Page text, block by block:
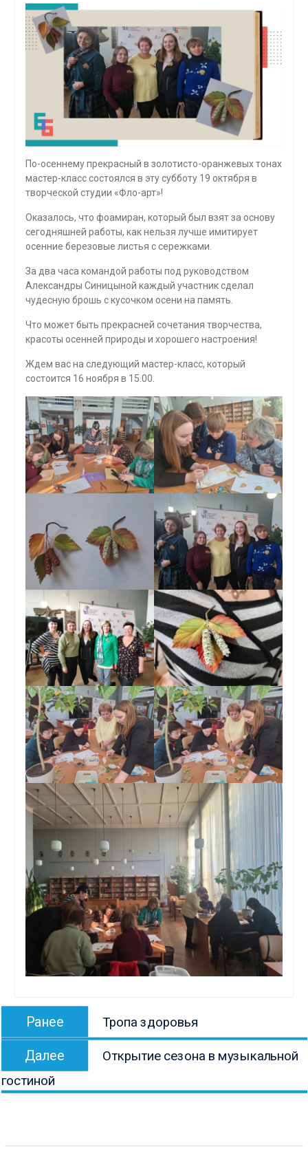
По-осеннему прекрасный в золотисто-оранжевых тонах
мастер-класс состоялся в эту субботу 19 октября в
творческой студии «Фло-арт»!
Оказалось, что фоамиран, который был взят за основу
сегодняшней работы, как нельзя лучше имитирует
осенние березовые листья с сережками.
За два часа командой работы под руководством
Александры Синицыной каждый участник сделал
чудесную брошь с кусочком осени на память.
Что может быть прекрасней сочетания творчества,
красоты осенней природы и хорошего настроения!
Ждем вас на следующий мастер-класс, который
состоится 16 ноября в 15.00.
Навигация
записям
Ранее
запись:
Тропа здоровья
Далее
запись:
Открытие сезона в музыкальной
гостиной